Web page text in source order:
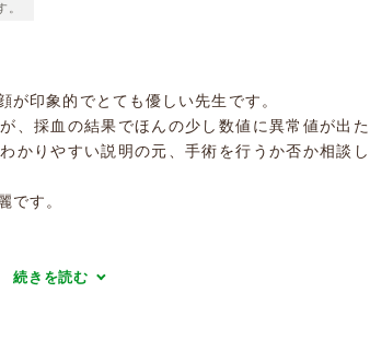
。
印象的でとても優しい先生です。
、採血の結果でほんの少し数値に異常値が出た
かりやすい説明の元、手術を行うか否か相談
です。
続きを読む